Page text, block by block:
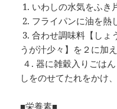
1. いわしの水気をふき
2. フライパンに油を熱
3. 合わせ調味料【しょ
うが汁少々】を２に加
４. 器に雑穀入りごは
しをのせてたれをかけ
■栄養素■